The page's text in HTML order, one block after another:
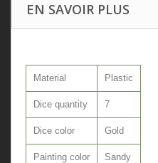
EN SAVOIR PLUS
Material Plastic
Dice quantity 7
Dice color Gold
Painting color Sandy